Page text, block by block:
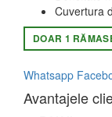
Cuvertura
DOAR 1
Whatsapp
Avantajele